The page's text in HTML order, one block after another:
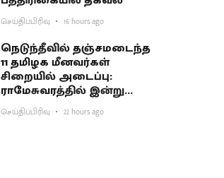
செய்திப்பிரிவு 16 hours ago
நெடுந்தீவில் தஞ்சமடைந்த
11 தமிழக மீனவர்கள்
சிறையில் அடைப்பு:
ராமேசுவரத்தில் இன்று
வேலைநிறுத்தம்
செய்திப்பிரிவு 22 hours ago